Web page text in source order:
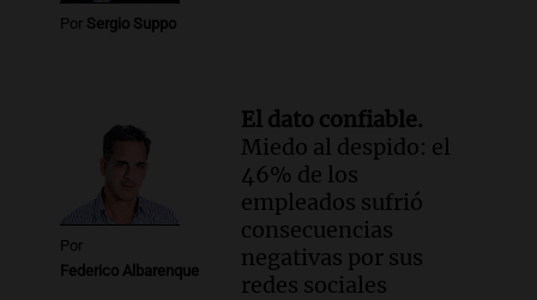
Episodios
Por Sergio Suppo
Por
Federico Albarenque
El dato confiable.
Miedo al despido: el
46% de los
empleados sufrió
consecuencias
negativas por sus
redes sociales